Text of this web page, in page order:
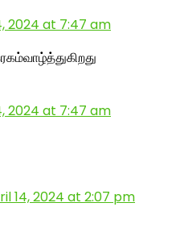
2024 at 7:47 am
2024 at 7:47 am
14, 2024 at 2:07 pm